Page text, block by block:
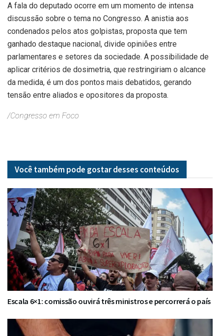
A fala do deputado ocorre em um momento de intensa
discussão sobre o tema no Congresso. A anistia aos
condenados pelos atos golpistas, proposta que tem
ganhado destaque nacional, divide opiniões entre
parlamentares e setores da sociedade. A possibilidade de
aplicar critérios de dosimetria, que restringiriam o alcance
da medida, é um dos pontos mais debatidos, gerando
tensão entre aliados e opositores da proposta.
/Congresso em Foco
Você também pode gostar desses conteúdos
Escala 6×1: comissão ouvirá três ministros e percorrerá o país